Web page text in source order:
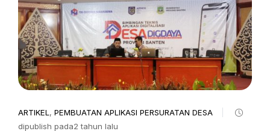
ARTIKEL , PEMBUATAN APLIKASI PERSURATAN DESA
dipublish pada2 tahun lalu